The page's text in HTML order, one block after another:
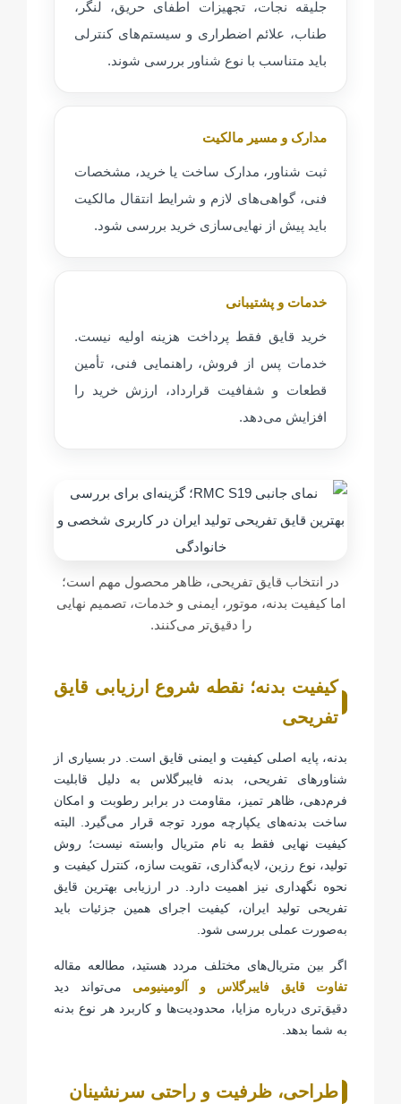
جلیقه نجات، تجهیزات اطفای حریق، لنگر،
طناب، علائم اضطراری و سیستم‌های کنترلی
باید متناسب با نوع شناور بررسی شوند.
مدارک و مسیر مالکیت
ثبت شناور، مدارک ساخت یا خرید، مشخصات
فنی، گواهی‌های لازم و شرایط انتقال مالکیت
باید پیش از نهایی‌سازی خرید بررسی شود.
خدمات و پشتیبانی
خرید قایق فقط پرداخت هزینه اولیه نیست.
خدمات پس از فروش، راهنمایی فنی، تأمین
قطعات و شفافیت قرارداد، ارزش خرید را
افزایش می‌دهد.
در انتخاب قایق تفریحی، ظاهر محصول مهم است؛
اما کیفیت بدنه، موتور، ایمنی و خدمات، تصمیم نهایی
را دقیق‌تر می‌کنند.
کیفیت بدنه؛ نقطه شروع ارزیابی قایق
تفریحی
بدنه، پایه اصلی کیفیت و ایمنی قایق است. در بسیاری از
شناورهای تفریحی، بدنه فایبرگلاس به دلیل قابلیت
فرم‌دهی، ظاهر تمیز، مقاومت در برابر رطوبت و امکان
ساخت بدنه‌های یکپارچه مورد توجه قرار می‌گیرد. البته
کیفیت نهایی فقط به نام متریال وابسته نیست؛ روش
تولید، نوع رزین، لایه‌گذاری، تقویت سازه، کنترل کیفیت و
نحوه نگهداری نیز اهمیت دارد. در ارزیابی بهترین قایق
تفریحی تولید ایران، کیفیت اجرای همین جزئیات باید
به‌صورت عملی بررسی شود.
اگر بین متریال‌های مختلف مردد هستید، مطالعه مقاله
تفاوت قایق فایبرگلاس و آلومینیومی می‌تواند دید
دقیق‌تری درباره مزایا، محدودیت‌ها و کاربرد هر نوع بدنه
به شما بدهد.
طراحی، ظرفیت و راحتی سرنشینان